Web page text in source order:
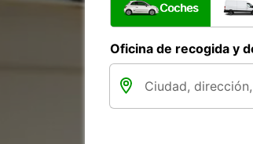
Coches
Oficina de recogida y